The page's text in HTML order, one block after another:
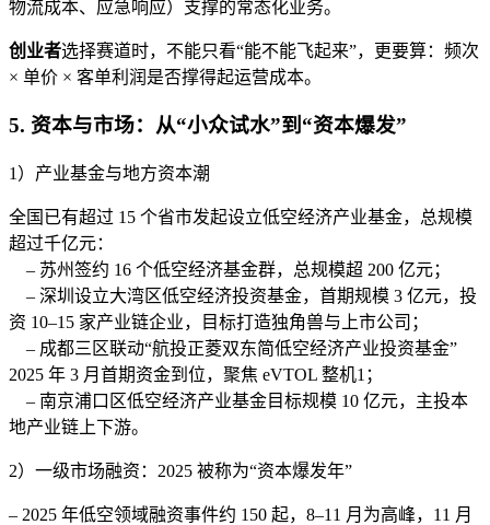
物流成本、应急响应）支撑的常态化业务。
创业者选择赛道时，不能只看“能不能飞起来”，更要算：频次
× 单价 × 客单利润是否撑得起运营成本。
5. 资本与市场：从“小众试水”到“资本爆发”
1）产业基金与地方资本潮
全国已有超过 15 个省市发起设立低空经济产业基金，总规模
超过千亿元：
– 苏州签约 16 个低空经济基金群，总规模超 200 亿元；
– 深圳设立大湾区低空经济投资基金，首期规模 3 亿元，投
资 10–15 家产业链企业，目标打造独角兽与上市公司；
– 成都三区联动“航投正菱双东简低空经济产业投资基金”
2025 年 3 月首期资金到位，聚焦 eVTOL 整机1；
– 南京浦口区低空经济产业基金目标规模 10 亿元，主投本
地产业链上下游。
2）一级市场融资：2025 被称为“资本爆发年”
– 2025 年低空领域融资事件约 150 起，8–11 月为高峰，11 月